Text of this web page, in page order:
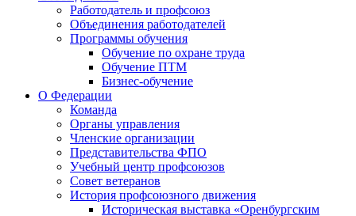
Работодатель и профсоюз
Объединения работодателей
Программы обучения
Обучение по охране труда
Обучение ПТМ
Бизнес-обучение
О Федерации
Команда
Органы управления
Членские организации
Представительства ФПО
Учебный центр профсоюзов
Совет ветеранов
История профсоюзного движения
Историческая выставка «Оренбургским